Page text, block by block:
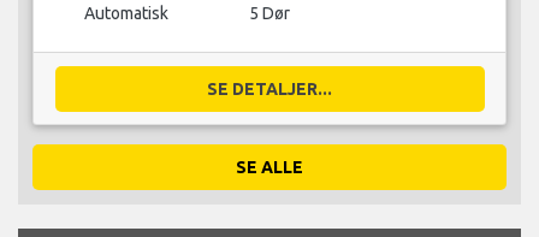
Automatisk 5 Dør
SE DETALJER...
SE ALLE